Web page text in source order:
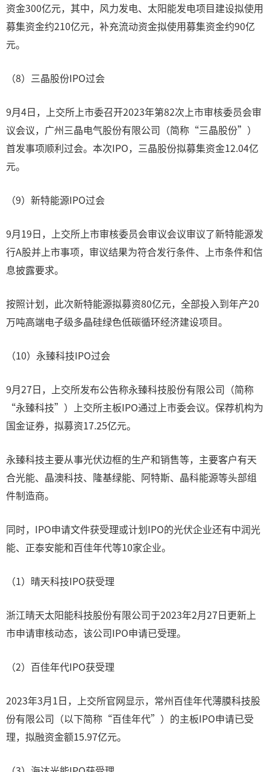
资金300亿元，其中，风力发电、太阳能发电项目建设拟使用
募集资金约210亿元，补充流动资金拟使用募集资金约90亿
元。
（8）三晶股份IPO过会
9月4日，上交所上市委召开2023年第82次上市审核委员会审
议会议，广州三晶电气股份有限公司（简称“三晶股份”）
首发事项顺利过会。本次IPO，三晶股份拟募集资金12.04亿
元。
（9）新特能源IPO过会
9月19日，上交所上市审核委员会审议会议审议了新特能源发
行A股并上市事项，审议结果为符合发行条件、上市条件和信
息披露要求。
按照计划，此次新特能源拟募资80亿元，全部投入到年产20
万吨高端电子级多晶硅绿色低碳循环经济建设项目。
（10）永臻科技IPO过会
9月27日，上交所发布公告称永臻科技股份有限公司（简称
“永臻科技”）上交所主板IPO通过上市委会议。保荐机构为
国金证券，拟募资17.25亿元。
永臻科技主要从事光伏边框的生产和销售等，主要客户有天
合光能、晶澳科技、隆基绿能、阿特斯、晶科能源等头部组
件制造商。
同时，IPO申请文件获受理或计划IPO的光伏企业还有中润光
能、正泰安能和百佳年代等10家企业。
（1）晴天科技IPO获受理
浙江晴天太阳能科技股份有限公司于2023年2月27日更新上
市申请审核动态，该公司IPO申请已受理。
（2）百佳年代IPO获受理
2023年3月1日，上交所官网显示，常州百佳年代薄膜科技股
份有限公司（以下简称“百佳年代”）的主板IPO申请已受
理，拟融资金额15.97亿元。